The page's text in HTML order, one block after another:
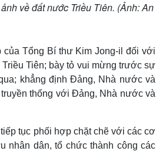
về đất nước Triều Tiên. (Ảnh: An
Tổng Bí thư Kim Jong-il đối với
Tiên; bày tỏ vui mừng trước sự
khẳng định Đảng, Nhà nước và
thống với Đảng, Nhà nước và
tục phối hợp chặt chẽ với các cơ
nhân dân, tổ chức thành công các